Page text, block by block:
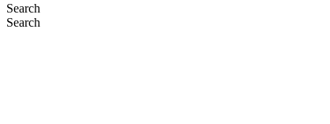
Search
Search